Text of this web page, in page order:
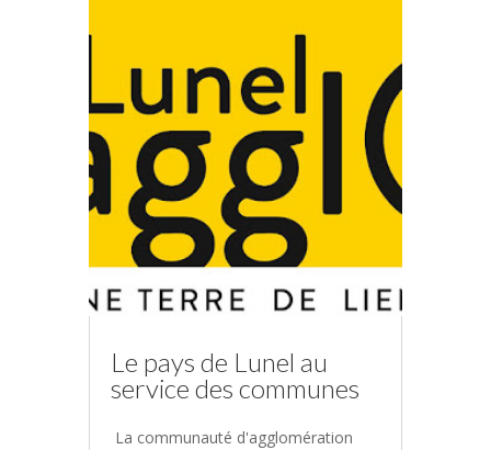
Le pays de Lunel au
service des communes
La communauté d'agglomération